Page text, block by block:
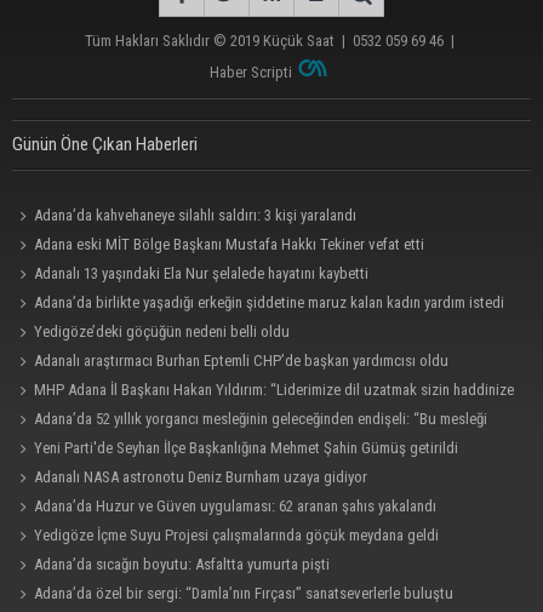
Tüm Hakları Saklıdır © 2019 Küçük Saat | 0532 059 69 46 |
Haber Scripti
Günün Öne Çıkan Haberleri
Adana’da kahvehaneye silahlı saldırı: 3 kişi yaralandı
Adana eski MİT Bölge Başkanı Mustafa Hakkı Tekiner vefat etti
Adanalı 13 yaşındaki Ela Nur şelalede hayatını kaybetti
Adana’da birlikte yaşadığı erkeğin şiddetine maruz kalan kadın yardım istedi
Yedigöze’deki göçüğün nedeni belli oldu
Adanalı araştırmacı Burhan Eptemli CHP’de başkan yardımcısı oldu
MHP Adana İl Başkanı Hakan Yıldırım: “Liderimize dil uzatmak sizin haddinize
değildir”
Adana’da 52 yıllık yorgancı mesleğinin geleceğinden endişeli: “Bu mesleği
çocuğuma bile öğretemedim”
Yeni Parti'de Seyhan İlçe Başkanlığına Mehmet Şahin Gümüş getirildi
Adanalı NASA astronotu Deniz Burnham uzaya gidiyor
Adana’da Huzur ve Güven uygulaması: 62 aranan şahıs yakalandı
Yedigöze İçme Suyu Projesi çalışmalarında göçük meydana geldi
Adana’da sıcağın boyutu: Asfaltta yumurta pişti
Adana’da özel bir sergi: “Damla’nın Fırçası” sanatseverlerle buluştu